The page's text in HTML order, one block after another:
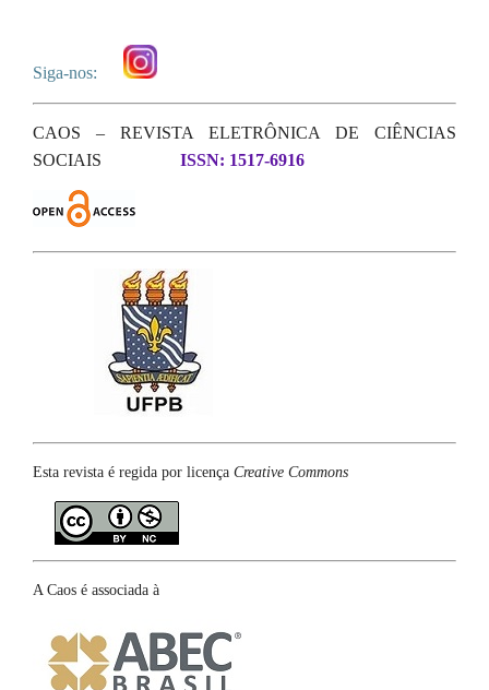
Siga-nos:
CAOS – REVISTA ELETRÔNICA DE CIÊNCIAS
SOCIAIS
ISSN: 1517-6916
Esta revista é regida por licença Creative Commons
A Caos é associada à